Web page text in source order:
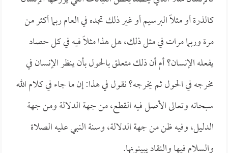
كالذرة أو مثلاً البرسيم أو غير ذلك تجده في العام ربما أكثر من
مرة وربما مرات في مثل ذلك، هل هذا مثلاً فيه في كل حصاد
يفعله الإنسان؟ أم أن ذلك متعلق بالحول بأن ينظر الإنسان في
مخرجه في الحول ثم يخرجه؟ نقول في هذا: إن ما جاء في كلام الله
سبحانه وتعالى الأصل فيه القطع، من جهة الدلالة ومن جهة
الدليل، وفيه ظن من جهة الدلالة، وسنة النبي عليه الصلاة